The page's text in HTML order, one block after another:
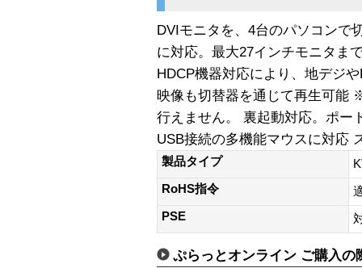
DVIモニタを、4台のパソコンで
に対応。最大27インチモニタま
HDCP機器対応により、地デジ
映像も切替器を通じて再生可能
行えません。 裏起動対応。ポー
USB接続の多機能マウスに対応
製品タイプ
RoHS指令
PSE
ぷらっとオンライン ご購入の